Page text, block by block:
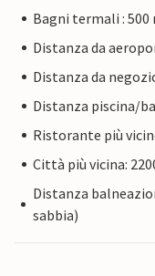
Bagni termali : 500
Distanza da
Distanza da
Distanza piscina/
Ristorante più
Città più vicina:
Distanza
sabbia)